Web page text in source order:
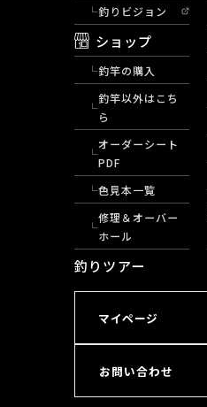
釣りビジョン
ショップ
釣竿の購入
釣竿以外はこち
ら
オーダーシート
PDF
色見本一覧
修理＆オーバー
ホール
釣りツアー
マイページ
お問い合わせ